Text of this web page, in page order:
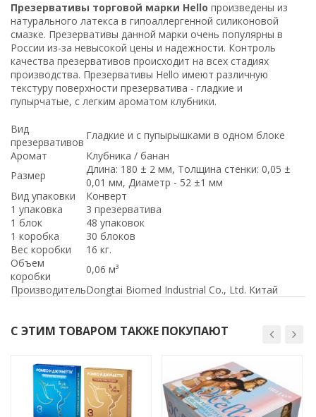
Презервативы торговой марки Hello произведены из
натурального латекса в гипоаллергенной силиконовой
смазке. Презервативы данной марки очень популярны в
России из-за невысокой цены и надежности. Контроль
качества презервативов происходит на всех стадиях
производства. Презервативы Hello имеют различную
текстуру поверхности презерватива - гладкие и
пупырчатые, с легким ароматом клубники.
Вид
презервативов
Гладкие и с пупырышками в одном блоке
Аромат
Клубника / банан
Размер
Длина: 180 ± 2 мм, Толщина стенки: 0,05 ±
0,01 мм, Диаметр - 52 ±1 мм
Вид упаковки
Конверт
1 упаковка
3 презерватива
1 блок
48 упаковок
1 коробка
30 блоков
Вес коробки
16 кг.
Объем
коробки
0,06 м³
ПроизводительDongtai Biomed Industrial Co., Ltd. Китай
С ЭТИМ ТОВАРОМ ТАКЖЕ ПОКУПАЮТ